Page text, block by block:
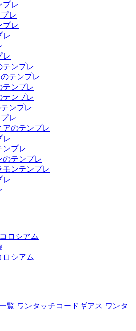
プレ
レ
プレ
レ
レ
テンプレ
テンプレ
テンプレ
テンプレ
ンプレ
レ
アのテンプレ
レ
ンプレ
のテンプレ
モンテンプレ
レ
ロシアム
ロシアム
覧 ワンタッチコードギアス ワンタ